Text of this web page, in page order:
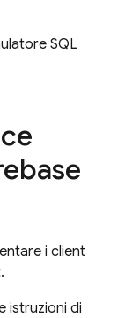
SQL
i client
.
istruzioni di